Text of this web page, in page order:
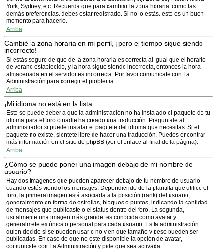
York, Sydney, etc. Recuerda que para cambiar la zona horaria, como las
demás preferencias, debes estar registrado. Si no lo estás, este es un buen
momento para hacerlo.
Arriba
Cambié la zona horaria en mi perfil, ¡pero el tiempo sigue siendo
incorrecto!
Si estás seguro de que de la zona horaria es correcta al igual que el horario
de verano establecido, y la hora sigue siendo incorrecta, entonces la hora
almacenada en el servidor es incorrecta. Por favor comunicate con La
Administración para corregir el problema.
Arriba
¡Mi idioma no está en la lista!
Esto se puede deber a que la administración no ha instalado el paquete de tu
idioma para el foro o nadie ha creado una traducción. Preguntale al
administrador si puede instalar el paquete del idioma que necesitas. Si el
paquete no existe, sientete libre de hacer una traducción. Puedes encontrar
más información en el sitio de phpBB (ver el enlace al final de la página).
Arriba
¿Cómo se puede poner una imagen debajo de mi nombre de
usuario?
Hay dos imagenes que pueden aparecer debajo de tu nombre de usuario
cuando estés viendo los mensajes. Dependiendo de la plantilla que utilice el
foro, la primera imagen está asociada a la posición (rank) del usuario,
generalmente en forma de estrellas, bloques o puntos, indicando la cantidad
de mensajes que publicaste o el status dentro del foro. La segunda,
usualmente una imagen más grande, es conocida como avatar y
generalmete es única o personal para cada usuario. Es la administración
quien decide si se pueden usar o no y en que tamaño y peso pueden ser
publicadas. En caso de que no este disponible la opción de avatar,
comunicate con La Administración y pide que sea activada.